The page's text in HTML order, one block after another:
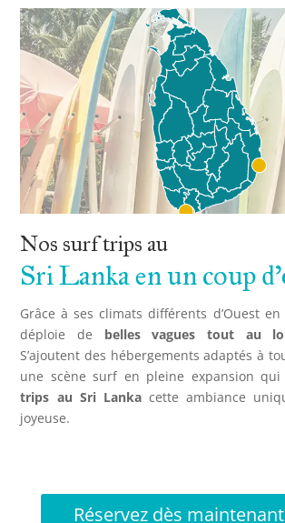
Nos surf trips au
Sri Lanka en un coup
Grâce à ses climats différents d’Ouest
déploie de belles vagues tout au
S’ajoutent des hébergements adaptés à
une scène surf en pleine expansion
trips au Sri Lanka cette ambiance
joyeuse.
Réservez dès